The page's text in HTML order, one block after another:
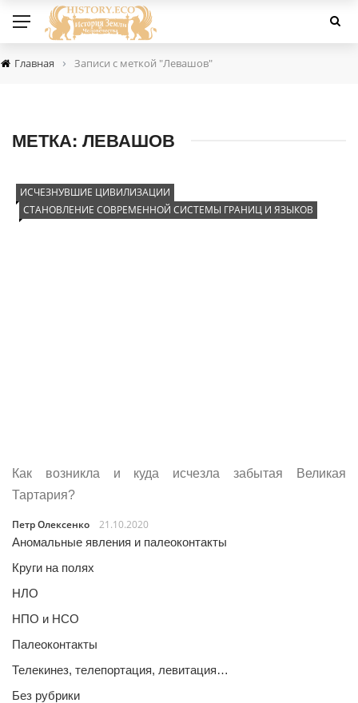
Главная › Записи с меткой "Левашов"
МЕТКА: ЛЕВАШОВ
ИСЧЕЗНУВШИЕ ЦИВИЛИЗАЦИИ
СТАНОВЛЕНИЕ СОВРЕМЕННОЙ СИСТЕМЫ ГРАНИЦ И ЯЗЫКОВ
Как возникла и куда исчезла забытая Великая
Тартария?
Петр Олексенко
21.10.2020
Аномальные явления и палеоконтакты
Круги на полях
НЛО
НПО и НСО
Палеоконтакты
Телекинез, телепортация, левитация…
Без рубрики